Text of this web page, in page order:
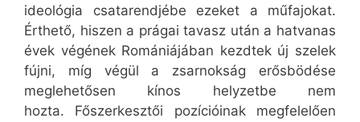
ideológia csatarendjébe ezeket a műfajokat.
Érthető, hiszen a prágai tavasz után a hatvanas
évek végének Romániájában kezdtek új szelek
fújni, míg végül a zsarnokság erősbödése
meglehetősen kínos helyzetbe nem
hozta. Főszerkesztői pozícióinak megfelelően